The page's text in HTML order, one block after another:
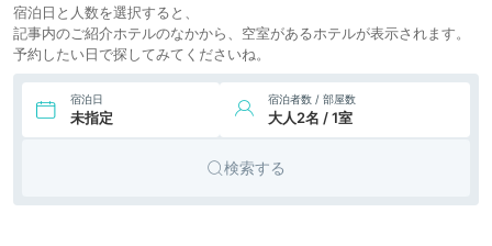
宿泊日と人数を選択すると、
記事内のご紹介ホテルのなかから、空室があるホテルが表示されます。
予約したい日で探してみてくださいね。
宿泊日
未指定
宿泊者数 / 部屋数
大人2名 / 1室
検索する